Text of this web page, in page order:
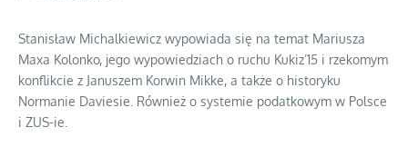
Stanisław Michalkiewicz wypowiada się na temat Mariusza
Maxa Kolonko, jego wypowiedziach o ruchu Kukiz’15 i rzekomym
konflikcie z Januszem Korwin Mikke, a także o historyku
Normanie Daviesie. Również o systemie podatkowym w Polsce
i ZUS-ie.